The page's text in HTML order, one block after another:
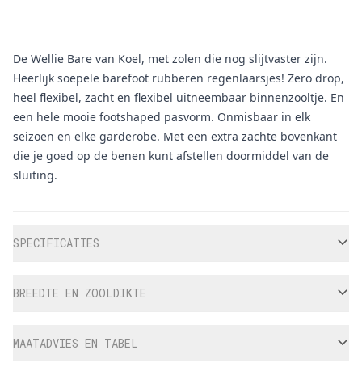
De Wellie Bare van Koel, met zolen die nog slijtvaster zijn.
Heerlijk soepele barefoot rubberen regenlaarsjes! Zero drop,
heel flexibel, zacht en flexibel uitneembaar binnenzooltje. En
een hele mooie footshaped pasvorm. Onmisbaar in elk
seizoen en elke garderobe. Met een extra zachte bovenkant
die je goed op de benen kunt afstellen doormiddel van de
sluiting.
SPECIFICATIES
BREEDTE EN ZOOLDIKTE
MAATADVIES EN TABEL